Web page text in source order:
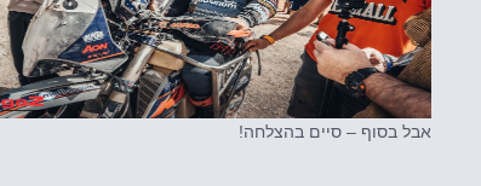
אבל בסוף – סיים בהצלחה!